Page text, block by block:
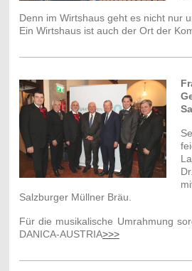
Denn im Wirtshaus geht es nicht nur
Ein Wirtshaus ist auch der Ort der
Salzburger Müllner Bräu.
Für die musikalische Umrahmung
DANICA-AUSTRIA>>>